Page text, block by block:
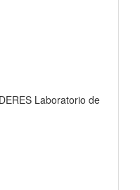
Laboratorio de